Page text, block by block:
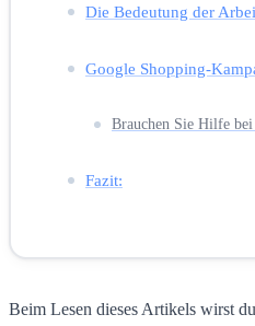
Die Bedeutung der
Google Shopping-
Brauchen Sie Hilfe
Fazit:
Beim Lesen dieses Artikels wirst